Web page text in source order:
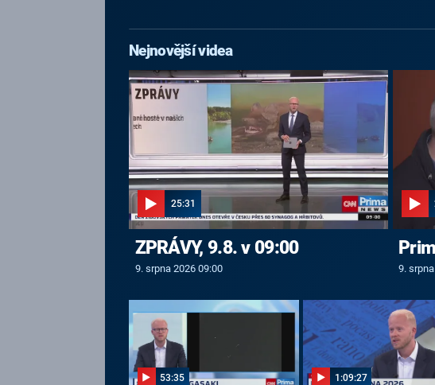
Nejnovější videa
25:31
ZPRÁVY, 9.8. v 09:00
9. srpna 2026 09:00 9.
53:35 1:09:27